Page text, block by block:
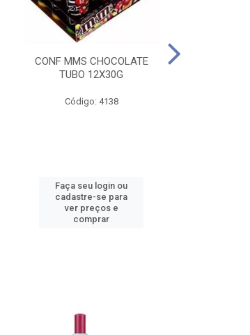
CONF MMS CHOCOLATE
TUBO 12X30G
Código: 4138
Faça seu login ou
cadastre-se para
ver preços e
comprar